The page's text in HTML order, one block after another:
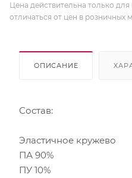
Цена действительна только
отличаться от цен в розничных
ОПИСАНИЕ
Состав:
Эластичное кружево
ПА 90%
ПУ 10%